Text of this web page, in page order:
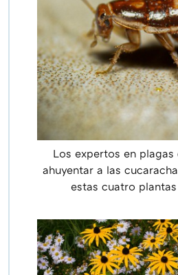
Los expertos en plagas
ahuyentar a las
estas cuatro